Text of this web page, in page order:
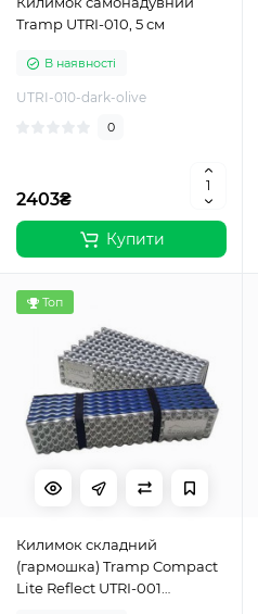
Tramp UTRI-010, 5 см
В наявності
UTRI-010-dark-olive
0
2403₴
Купити
Топ
Килимок складний
(гармошка) Tramp Compact
Lite Reflect UTRI-001